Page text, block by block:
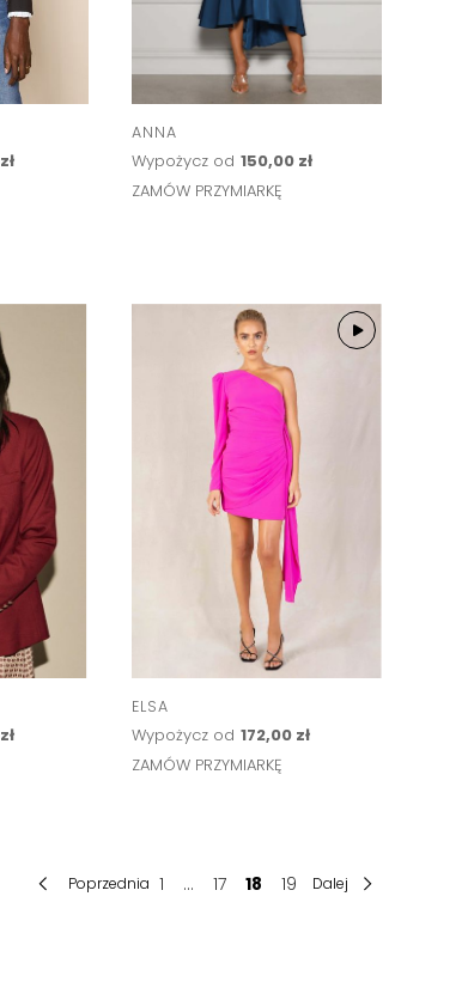
ANNA
Wypożycz od 150,00 zł
ZAMÓW PRZYMIARKĘ
ELSA
Wypożycz od 172,00 zł
ZAMÓW PRZYMIARKĘ
Poprzednia 1 ... 17 18 19 Dalej